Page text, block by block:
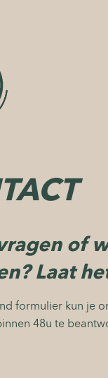
of
Laat
formulier kun je
48u te